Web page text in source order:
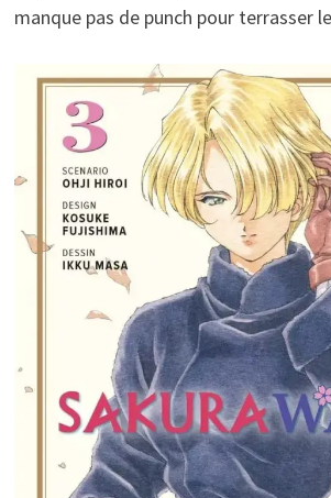
manque pas de punch pour terrasser